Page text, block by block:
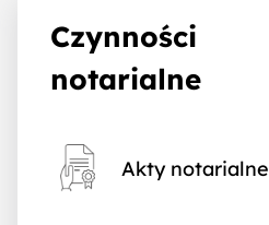
Czynności
notarialne
Akty notarialne